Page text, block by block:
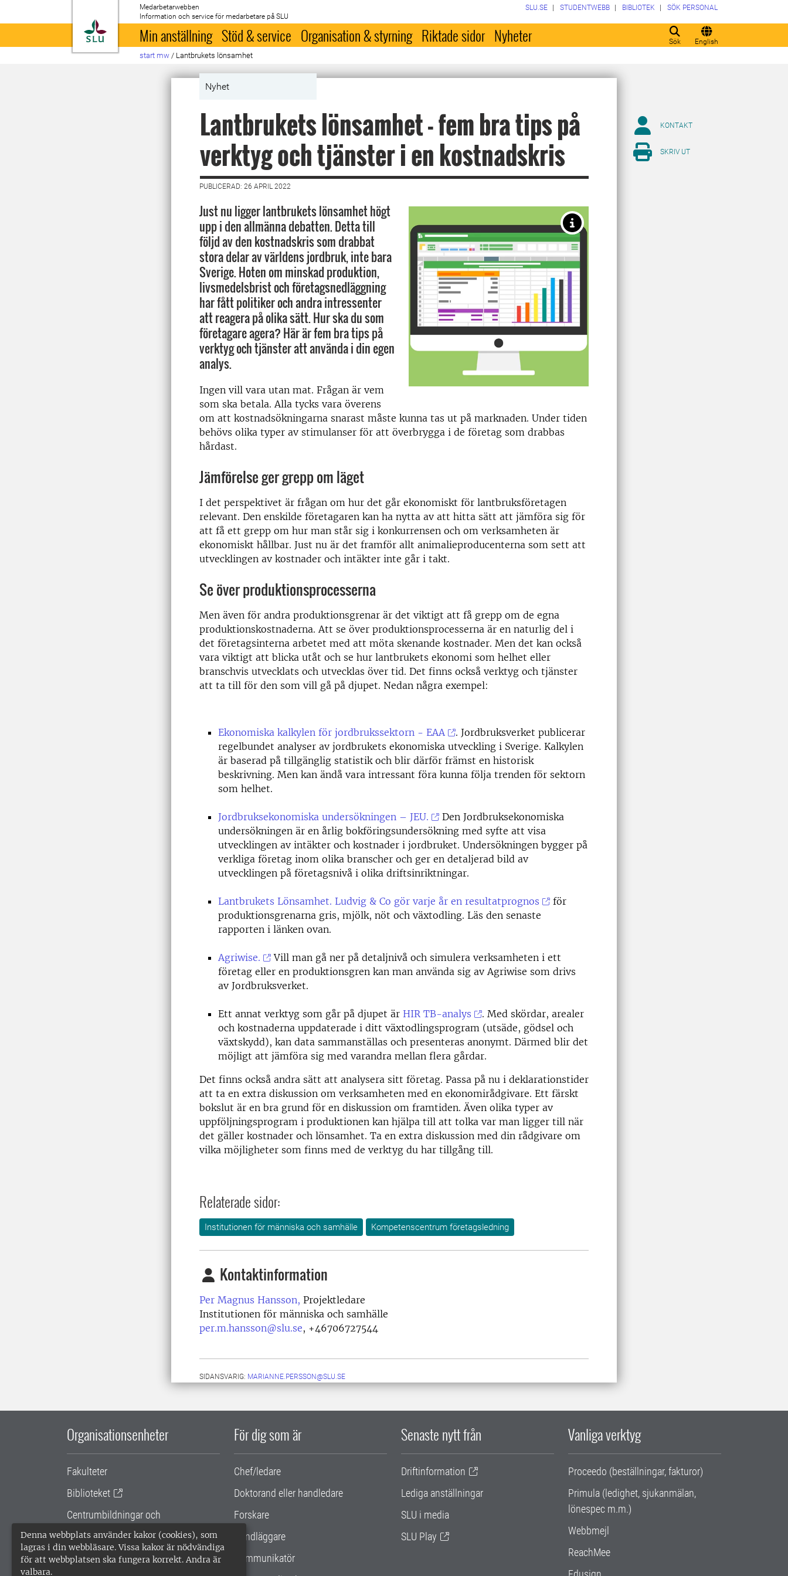
Denna webbplats använder kakor (cookies), som
lagras i din webbläsare. Vissa kakor är nödvändiga
för att webbplatsen ska fungera korrekt. Andra är
valbara.
Till startsida
Medarbetarwebben
Information och service för medarbetare på SLU
Sök English
SLU.SE STUDENTWEBB BIBLIOTEK SÖK PERSONAL
Min anställning Stöd & service Organisation & styrning Riktade sidor Nyheter
start mw / Lantbrukets lönsamhet
Nyhet
Lantbrukets lönsamhet - fem bra tips på
verktyg och tjänster i en kostnadskris
PUBLICERAD: 26 APRIL 2022
Just nu ligger lantbrukets lönsamhet högt
upp i den allmänna debatten. Detta till
följd av den kostnadskris som drabbat
stora delar av världens jordbruk, inte bara
Sverige. Hoten om minskad produktion,
livsmedelsbrist och företagsnedläggning
har fått politiker och andra intressenter
att reagera på olika sätt. Hur ska du som
företagare agera? Här är fem bra tips på
verktyg och tjänster att använda i din egen
analys.
Ingen vill vara utan mat. Frågan är vem
som ska betala. Alla tycks vara överens
om att kostnadsökningarna snarast måste kunna tas ut på marknaden. Under tiden
behövs olika typer av stimulanser för att överbrygga i de företag som drabbas
hårdast.
Jämförelse ger grepp om läget
I det perspektivet är frågan om hur det går ekonomiskt för lantbruksföretagen
relevant. Den enskilde företagaren kan ha nytta av att hitta sätt att jämföra sig för
att få ett grepp om hur man står sig i konkurrensen och om verksamheten är
ekonomiskt hållbar. Just nu är det framför allt animalieproducenterna som sett att
utvecklingen av kostnader och intäkter inte går i takt.
Se över produktionsprocesserna
Men även för andra produktionsgrenar är det viktigt att få grepp om de egna
produktionskostnaderna. Att se över produktionsprocesserna är en naturlig del i
det företagsinterna arbetet med att möta skenande kostnader. Men det kan också
vara viktigt att blicka utåt och se hur lantbrukets ekonomi som helhet eller
branschvis utvecklats och utvecklas över tid. Det finns också verktyg och tjänster
att ta till för den som vill gå på djupet. Nedan några exempel:
Ekonomiska kalkylen för jordbrukssektorn - EAA
. Jordbruksverket publicerar
regelbundet analyser av jordbrukets ekonomiska utveckling i Sverige. Kalkylen
är baserad på tillgänglig statistik och blir därför främst en historisk
beskrivning. Men kan ändå vara intressant föra kunna följa trenden för sektorn
som helhet.
Jordbruksekonomiska undersökningen – JEU.
Den Jordbruksekonomiska
undersökningen är en årlig bokföringsundersökning med syfte att visa
utvecklingen av intäkter och kostnader i jordbruket. Undersökningen bygger på
verkliga företag inom olika branscher och ger en detaljerad bild av
utvecklingen på företagsnivå i olika driftsinriktningar.
Lantbrukets Lönsamhet. Ludvig & Co gör varje år en resultatprognos
för
produktionsgrenarna gris, mjölk, nöt och växtodling. Läs den senaste
rapporten i länken ovan.
Agriwise.
Vill man gå ner på detaljnivå och simulera verksamheten i ett
företag eller en produktionsgren kan man använda sig av Agriwise som drivs
av Jordbruksverket.
Ett annat verktyg som går på djupet är HIR TB-analys
. Med skördar, arealer
och kostnaderna uppdaterade i ditt växtodlingsprogram (utsäde, gödsel och
växtskydd), kan data sammanställas och presenteras anonymt. Därmed blir det
möjligt att jämföra sig med varandra mellan flera gårdar.
Det finns också andra sätt att analysera sitt företag. Passa på nu i deklarationstider
att ta en extra diskussion om verksamheten med en ekonomirådgivare. Ett färskt
bokslut är en bra grund för en diskussion om framtiden. Även olika typer av
uppföljningsprogram i produktionen kan hjälpa till att tolka var man ligger till när
det gäller kostnader och lönsamhet. Ta en extra diskussion med din rådgivare om
vilka möjligheter som finns med de verktyg du har tillgång till.
Relaterade sidor:
Institutionen för människa och samhälle Kompetenscentrum företagsledning
Kontaktinformation
Per Magnus Hansson, Projektledare
Institutionen för människa och samhälle
per.m.hansson@slu.se, +46706727544
SIDANSVARIG: MARIANNE.PERSSON@SLU.SE
KONTAKT
SKRIV UT
Organisationsenheter
Fakulteter
Biblioteket
Centrumbildningar och
samarbetsprojekt
Gemensamma verksamhetsstödet
För dig som är
Chef/ledare
Doktorand eller handledare
Forskare
Handläggare
Kommunikatör
Senaste nytt från
Driftinformation
Lediga anställningar
SLU i media
SLU Play
Vanliga verktyg
Proceedo (beställningar, fakturor)
Primula (ledighet, sjukanmälan,
lönespec m.m.)
Webbmejl
ReachMee